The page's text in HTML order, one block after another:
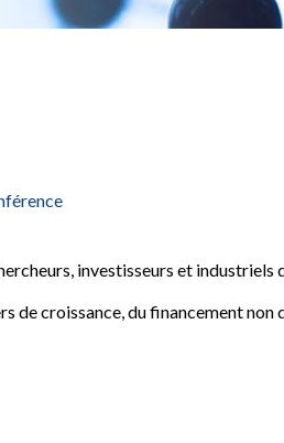
investisseurs et industriels
de croissance, du financement